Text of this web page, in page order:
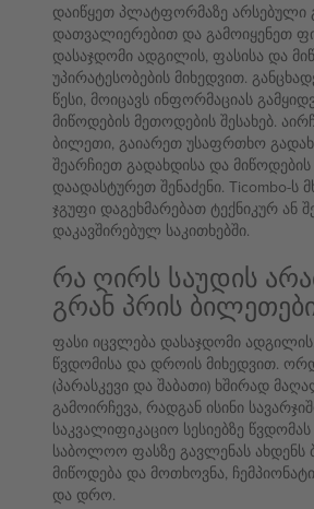
დაიწყეთ პლატფორმაზე არსებული
დათვალიერებით და გამოიყენეთ
დასაჯდომი ადგილის, ფასისა და
უპირატესობების მიხედვით.
წესი, მოიცავს ინფორმაციას
მიწოდების მეთოდების შესახებ.
ბილეთი, გაიარეთ უსაფრთხო
შეარჩიეთ გადახდისა და
დაადასტურეთ შენაძენი. Ticombo-ს
ჯგუფი დაგეხმარებათ ტექნიკურ ან
დაკავშირებულ საკითხებში.
რა ღირს საუდის
გრან პრის
ფასი იცვლება დასაჯდომი ადგილის,
წვდომისა და დროის მიხედვით.
(პარასკევი და შაბათი) ხშირად
გამოირჩევა, რადგან ისინი
საკვალიფიკაციო სესიებზე წვდომას
საბოლოო ფასზე გავლენას ახდენს
მიწოდება და მოთხოვნა,
და დრო.